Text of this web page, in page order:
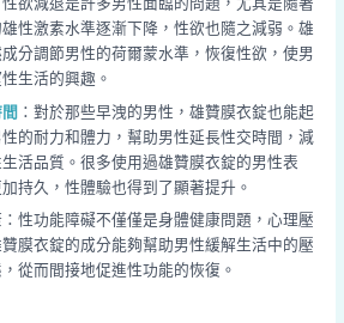
性激素水準逐漸下降，性欲也隨之減弱。雄
分調節男性的荷爾蒙水準，恢復性欲，使男
生活的興趣。
：對於那些早洩的男性，雄贊膜衣錠也能起
的耐力和體力，幫助男性延長性交時間，減
活品質。很多使用過雄贊膜衣錠的男性表
持久，性體驗也得到了顯著提升。
性功能障礙不僅僅是身體健康問題，心理壓
膜衣錠的成分能夠幫助男性緩解生活中的壓
從而間接地促進性功能的恢復。